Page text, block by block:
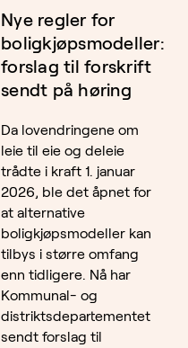
Nye regler for
boligkjøpsmodeller:
forslag til forskrift
sendt på høring
Da lovendringene om
leie til eie og deleie
trådte i kraft 1. januar
2026, ble det åpnet for
at alternative
boligkjøpsmodeller kan
tilbys i større omfang
enn tidligere. Nå har
Kommunal- og
distriktsdepartementet
sendt forslag til